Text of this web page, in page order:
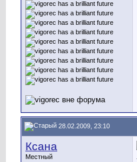
28.02.2009, 23:10
Ксана
Местный